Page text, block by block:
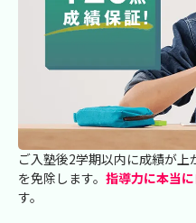
ご入塾後2学期以内に成績が
を免除します。 指導力に本当
す。